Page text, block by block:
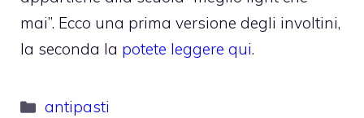
mai”. Ecco una prima versione degli involtini,
la seconda la potete leggere qui.
Categorie
antipasti